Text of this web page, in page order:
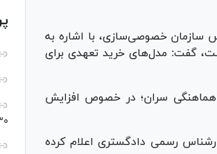
سازمان خصوصی‌سازی، با اشاره به
در جریان است، گفت: مدل‌های خرید تعهدی برای
سران؛ در خصوص افزایش
رسمی دادگستری اعلام کرده
۱۳۰ هزار